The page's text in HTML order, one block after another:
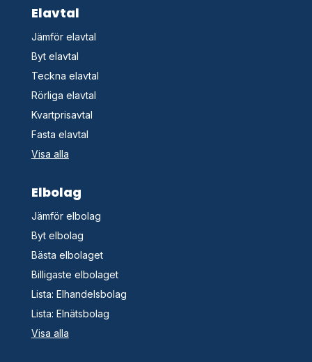
Elavtal
Jämför elavtal
Byt elavtal
Teckna elavtal
Rörliga elavtal
Kvartprisavtal
Fasta elavtal
Visa alla
Elbolag
Jämför elbolag
Byt elbolag
Bästa elbolaget
Billigaste elbolaget
Lista: Elhandelsbolag
Lista: Elnätsbolag
Visa alla